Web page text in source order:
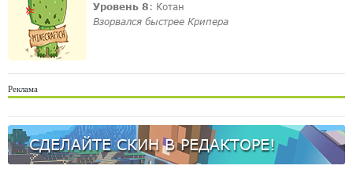
Уровень 8 : Котан
Взорвался быстрее Крипера
Реклама
СДЕЛАЙТЕ СКИН В РЕДАКТОРЕ!